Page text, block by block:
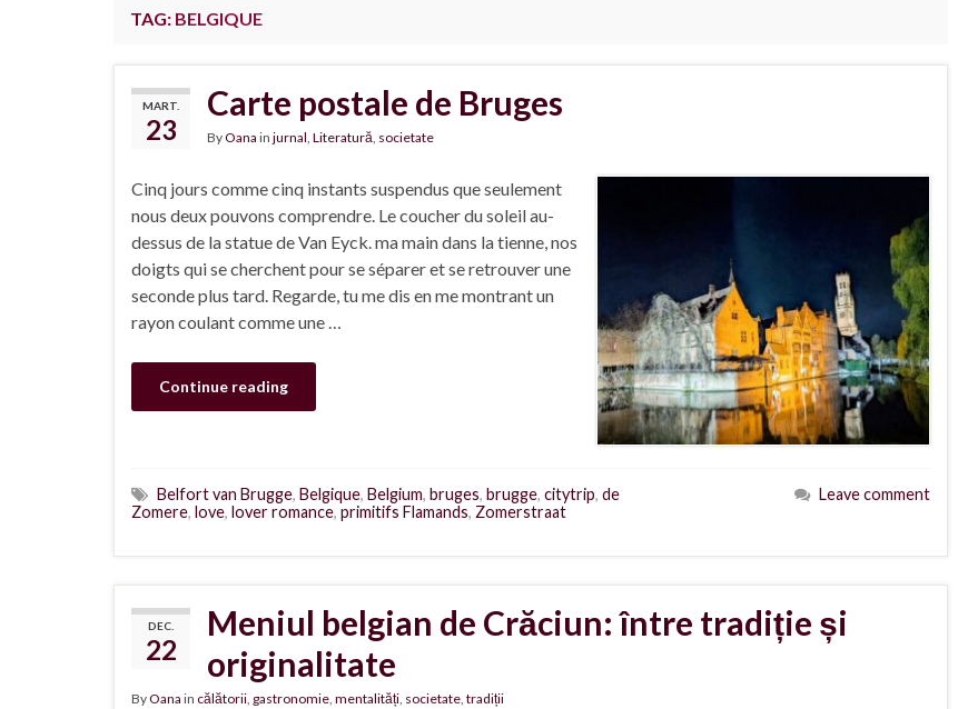
TAG: BELGIQUE
MART.
23
Carte postale de Bruges
ByOana in jurnal, Literatură, societate
Cinq jours comme cinq instants suspendus que seulement
nous deux pouvons comprendre. Le coucher du soleil au-
dessus de la statue de Van Eyck. ma main dans la tienne, nos
doigts qui se cherchent pour se séparer et se retrouver une
seconde plus tard. Regarde, tu me dis en me montrant un
rayon coulant comme une …
Continue reading
Belfort van Brugge, Belgique, Belgium, bruges, brugge, citytrip, de
Zomere, love, lover romance, primitifs Flamands, Zomerstraat
Leave comment
DEC.
22
Meniul belgian de Crăciun: între tradiție și
originalitate
ByOana in călătorii, gastronomie, mentalități, societate, tradiții